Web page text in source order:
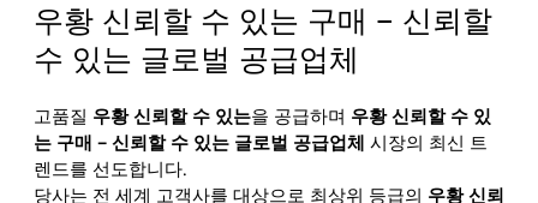
우황 신뢰할 수 있는 구매 – 신뢰할
수 있는 글로벌 공급업체
고품질 우황 신뢰할 수 있는을 공급하며 우황 신뢰할 수 있
는 구매 – 신뢰할 수 있는 글로벌 공급업체 시장의 최신 트
렌드를 선도합니다.
당사는 전 세계 고객사를 대상으로 최상위 등급의 우황 신뢰